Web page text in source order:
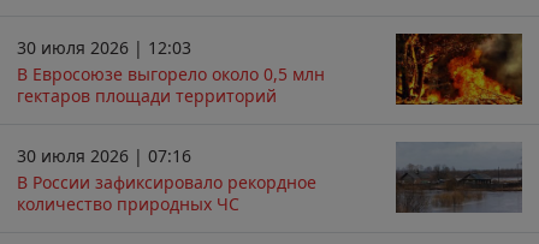
30 июля 2026 | 12:03
В Евросоюзе выгорело около 0,5 млн
гектаров площади территорий
30 июля 2026 | 07:16
В России зафиксировало рекордное
количество природных ЧС